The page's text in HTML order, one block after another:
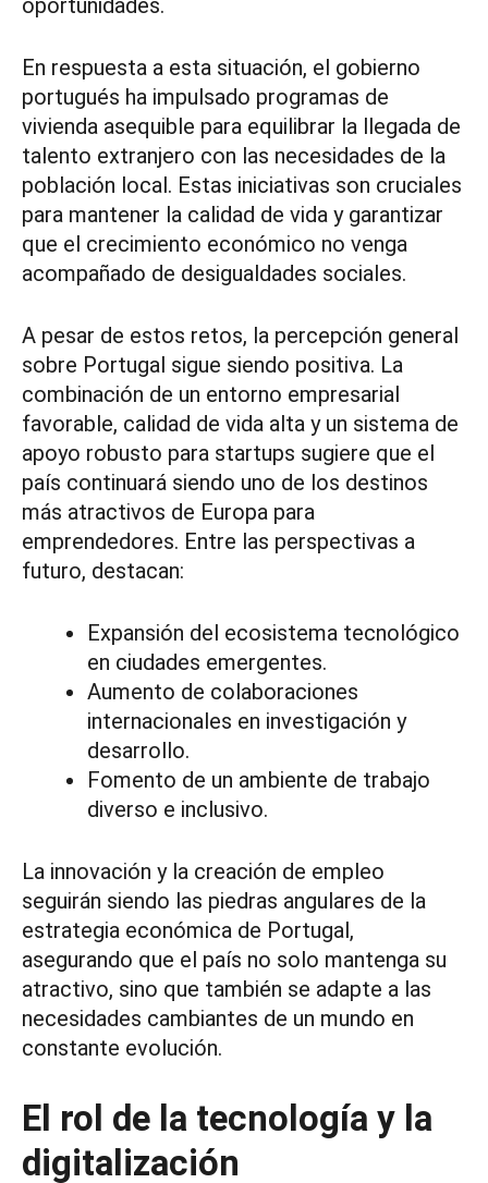
oportunidades.
En respuesta a esta situación, el gobierno
portugués ha impulsado programas de
vivienda asequible para equilibrar la llegada de
talento extranjero con las necesidades de la
población local. Estas iniciativas son cruciales
para mantener la calidad de vida y garantizar
que el crecimiento económico no venga
acompañado de desigualdades sociales.
A pesar de estos retos, la percepción general
sobre Portugal sigue siendo positiva. La
combinación de un entorno empresarial
favorable, calidad de vida alta y un sistema de
apoyo robusto para startups sugiere que el
país continuará siendo uno de los destinos
más atractivos de Europa para
emprendedores. Entre las perspectivas a
futuro, destacan:
Expansión del ecosistema tecnológico
en ciudades emergentes.
Aumento de colaboraciones
internacionales en investigación y
desarrollo.
Fomento de un ambiente de trabajo
diverso e inclusivo.
La innovación y la creación de empleo
seguirán siendo las piedras angulares de la
estrategia económica de Portugal,
asegurando que el país no solo mantenga su
atractivo, sino que también se adapte a las
necesidades cambiantes de un mundo en
constante evolución.
El rol de la tecnología y la
digitalización